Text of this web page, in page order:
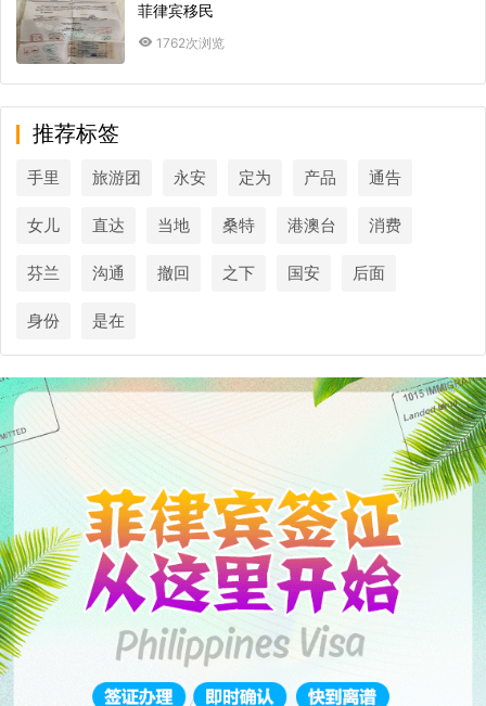
菲律宾移民
1762次浏览
推荐标签
手里 旅游团 永安 定为 产品 通告
女儿 直达 当地 桑特 港澳台 消费
芬兰 沟通 撤回 之下 国安 后面
身份 是在